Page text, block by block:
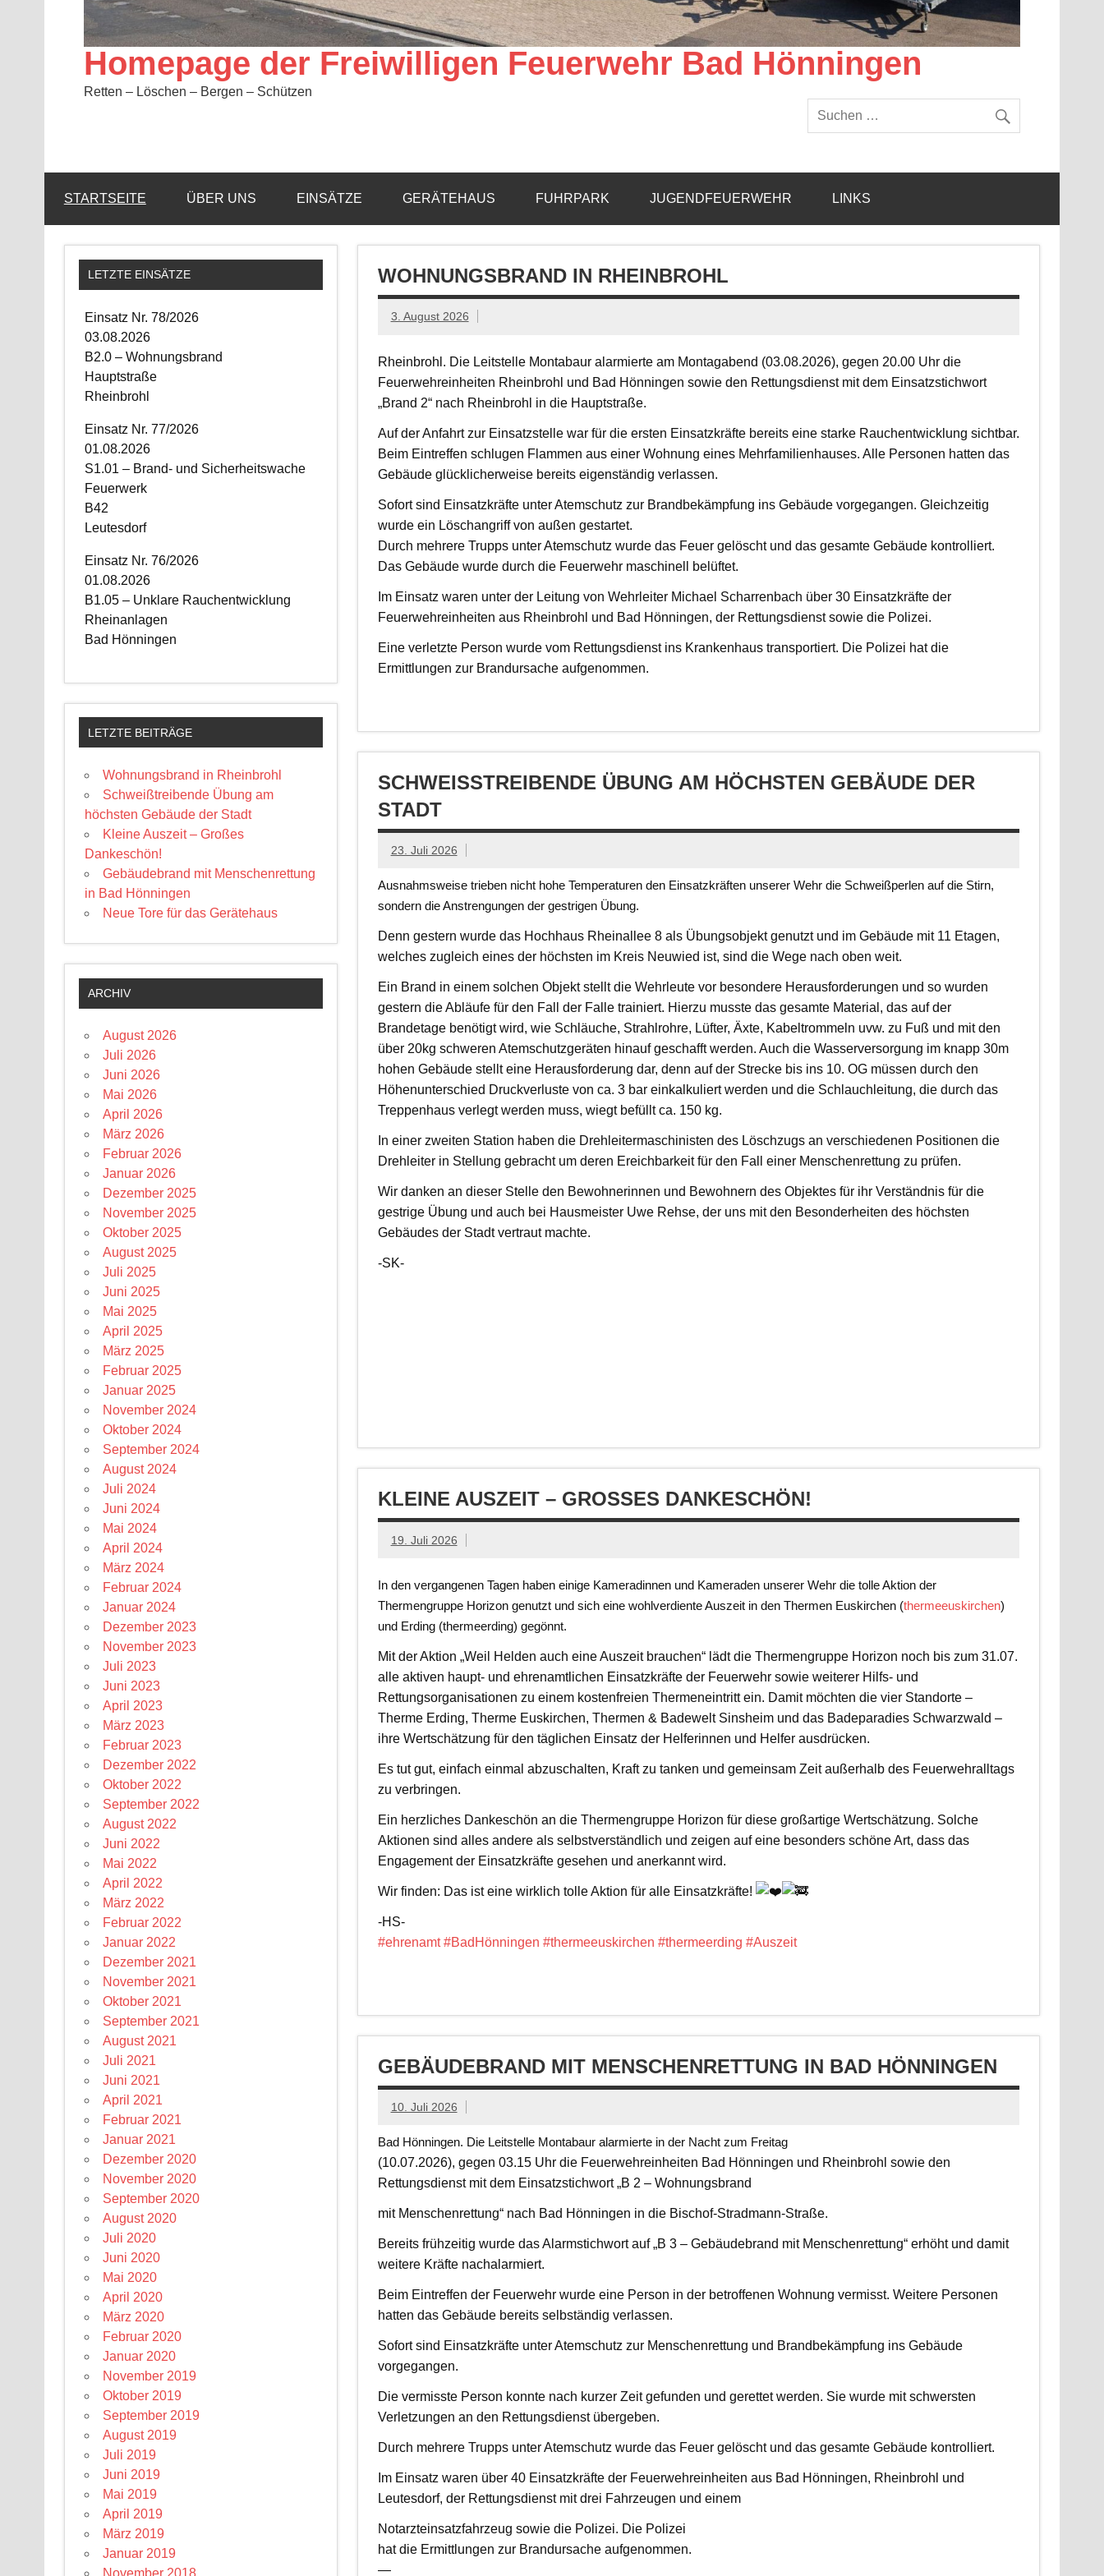
Homepage der Freiwilligen Feuerwehr Bad Hönningen
Retten – Löschen – Bergen – Schützen
STARTSEITE ÜBER UNS EINSÄTZE GERÄTEHAUS FUHRPARK JUGENDFEUERWEHR LINKS
WOHNUNGSBRAND IN RHEINBROHL
3. August 2026
Rheinbrohl. Die Leitstelle Montabaur alarmierte am Montagabend (03.08.2026), gegen 20.00 Uhr die
Feuerwehreinheiten Rheinbrohl und Bad Hönningen sowie den Rettungsdienst mit dem Einsatzstichwort
„Brand 2“ nach Rheinbrohl in die Hauptstraße.
Auf der Anfahrt zur Einsatzstelle war für die ersten Einsatzkräfte bereits eine starke Rauchentwicklung sichtbar.
Beim Eintreffen schlugen Flammen aus einer Wohnung eines Mehrfamilienhauses. Alle Personen hatten das
Gebäude glücklicherweise bereits eigenständig verlassen.
Sofort sind Einsatzkräfte unter Atemschutz zur Brandbekämpfung ins Gebäude vorgegangen. Gleichzeitig
wurde ein Löschangriff von außen gestartet.
Durch mehrere Trupps unter Atemschutz wurde das Feuer gelöscht und das gesamte Gebäude kontrolliert.
Das Gebäude wurde durch die Feuerwehr maschinell belüftet.
Im Einsatz waren unter der Leitung von Wehrleiter Michael Scharrenbach über 30 Einsatzkräfte der
Feuerwehreinheiten aus Rheinbrohl und Bad Hönningen, der Rettungsdienst sowie die Polizei.
Eine verletzte Person wurde vom Rettungsdienst ins Krankenhaus transportiert. Die Polizei hat die
Ermittlungen zur Brandursache aufgenommen.
SCHWEISSTREIBENDE ÜBUNG AM HÖCHSTEN GEBÄUDE DER S
TADT
23. Juli 2026
Ausnahmsweise trieben nicht hohe Temperaturen den Einsatzkräften unserer Wehr die Schweißperlen auf die Stirn,
sondern die Anstrengungen der gestrigen Übung.
Denn gestern wurde das Hochhaus Rheinallee 8 als Übungsobjekt genutzt und im Gebäude mit 11 Etagen,
welches zugleich eines der höchsten im Kreis Neuwied ist, sind die Wege nach oben weit.
Ein Brand in einem solchen Objekt stellt die Wehrleute vor besondere Herausforderungen und so wurden
gestern die Abläufe für den Fall der Falle trainiert. Hierzu musste das gesamte Material, das auf der
Brandetage benötigt wird, wie Schläuche, Strahlrohre, Lüfter, Äxte, Kabeltrommeln uvw. zu Fuß und mit den
über 20kg schweren Atemschutzgeräten hinauf geschafft werden. Auch die Wasserversorgung im knapp 30m
hohen Gebäude stellt eine Herausforderung dar, denn auf der Strecke bis ins 10. OG müssen durch den
Höhenunterschied Druckverluste von ca. 3 bar einkalkuliert werden und die Schlauchleitung, die durch das
Treppenhaus verlegt werden muss, wiegt befüllt ca. 150 kg.
In einer zweiten Station haben die Drehleitermaschinisten des Löschzugs an verschiedenen Positionen die
Drehleiter in Stellung gebracht um deren Ereichbarkeit für den Fall einer Menschenrettung zu prüfen.
Wir danken an dieser Stelle den Bewohnerinnen und Bewohnern des Objektes für ihr Verständnis für die
gestrige Übung und auch bei Hausmeister Uwe Rehse, der uns mit den Besonderheiten des höchsten
Gebäudes der Stadt vertraut machte.
-SK-
KLEINE AUSZEIT – GROSSES DANKESCHÖN!
19. Juli 2026
In den vergangenen Tagen haben einige Kameradinnen und Kameraden unserer Wehr die tolle Aktion der
Thermengruppe Horizon genutzt und sich eine wohlverdiente Auszeit in den Thermen Euskirchen (thermeeuskirchen)
und Erding (thermeerding) gegönnt.
Mit der Aktion „Weil Helden auch eine Auszeit brauchen“ lädt die Thermengruppe Horizon noch bis zum 31.07.
alle aktiven haupt- und ehrenamtlichen Einsatzkräfte der Feuerwehr sowie weiterer Hilfs- und
Rettungsorganisationen zu einem kostenfreien Thermeneintritt ein. Damit möchten die vier Standorte –
Therme Erding, Therme Euskirchen, Thermen & Badewelt Sinsheim und das Badeparadies Schwarzwald –
ihre Wertschätzung für den täglichen Einsatz der Helferinnen und Helfer ausdrücken.
Es tut gut, einfach einmal abzuschalten, Kraft zu tanken und gemeinsam Zeit außerhalb des Feuerwehralltags
zu verbringen.
Ein herzliches Dankeschön an die Thermengruppe Horizon für diese großartige Wertschätzung. Solche
Aktionen sind alles andere als selbstverständlich und zeigen auf eine besonders schöne Art, dass das
Engagement der Einsatzkräfte gesehen und anerkannt wird.
Wir finden: Das ist eine wirklich tolle Aktion für alle Einsatzkräfte!
-HS-
#ehrenamt #BadHönningen #thermeeuskirchen #thermeerding #Auszeit
GEBÄUDEBRAND MIT MENSCHENRETTUNG IN BAD HÖNNINGEN
10. Juli 2026
Bad Hönningen. Die Leitstelle Montabaur alarmierte in der Nacht zum Freitag
(10.07.2026), gegen 03.15 Uhr die Feuerwehreinheiten Bad Hönningen und Rheinbrohl sowie den
Rettungsdienst mit dem Einsatzstichwort „B 2 – Wohnungsbrand
mit Menschenrettung“ nach Bad Hönningen in die Bischof-Stradmann-Straße.
Bereits frühzeitig wurde das Alarmstichwort auf „B 3 – Gebäudebrand mit Menschenrettung“ erhöht und damit
weitere Kräfte nachalarmiert.
Beim Eintreffen der Feuerwehr wurde eine Person in der betroffenen Wohnung vermisst. Weitere Personen
hatten das Gebäude bereits selbständig verlassen.
Sofort sind Einsatzkräfte unter Atemschutz zur Menschenrettung und Brandbekämpfung ins Gebäude
vorgegangen.
Die vermisste Person konnte nach kurzer Zeit gefunden und gerettet werden. Sie wurde mit schwersten
Verletzungen an den Rettungsdienst übergeben.
Durch mehrere Trupps unter Atemschutz wurde das Feuer gelöscht und das gesamte Gebäude kontrolliert.
Im Einsatz waren über 40 Einsatzkräfte der Feuerwehreinheiten aus Bad Hönningen, Rheinbrohl und
Leutesdorf, der Rettungsdienst mit drei Fahrzeugen und einem
Notarzteinsatzfahrzeug sowie die Polizei. Die Polizei
hat die Ermittlungen zur Brandursache aufgenommen.
—
LETZTE EINSÄTZE
Einsatz Nr. 78/2026
03.08.2026
B2.0 – Wohnungsbrand
Hauptstraße
Rheinbrohl
Einsatz Nr. 77/2026
01.08.2026
S1.01 – Brand- und Sicherheitswache
Feuerwerk
B42
Leutesdorf
Einsatz Nr. 76/2026
01.08.2026
B1.05 – Unklare Rauchentwicklung
Rheinanlagen
Bad Hönningen
LETZTE BEITRÄGE
Wohnungsbrand in Rheinbrohl
Schweißtreibende Übung am
höchsten Gebäude der Stadt
Kleine Auszeit – Großes
Dankeschön!
Gebäudebrand mit Menschenrettung
in Bad Hönningen
Neue Tore für das Gerätehaus
ARCHIV
August 2026
Juli 2026
Juni 2026
Mai 2026
April 2026
März 2026
Februar 2026
Januar 2026
Dezember 2025
November 2025
Oktober 2025
August 2025
Juli 2025
Juni 2025
Mai 2025
April 2025
März 2025
Februar 2025
Januar 2025
November 2024
Oktober 2024
September 2024
August 2024
Juli 2024
Juni 2024
Mai 2024
April 2024
März 2024
Februar 2024
Januar 2024
Dezember 2023
November 2023
Juli 2023
Juni 2023
April 2023
März 2023
Februar 2023
Dezember 2022
Oktober 2022
September 2022
August 2022
Juni 2022
Mai 2022
April 2022
März 2022
Februar 2022
Januar 2022
Dezember 2021
November 2021
Oktober 2021
September 2021
August 2021
Juli 2021
Juni 2021
April 2021
Februar 2021
Januar 2021
Dezember 2020
November 2020
September 2020
August 2020
Juli 2020
Juni 2020
Mai 2020
April 2020
März 2020
Februar 2020
Januar 2020
November 2019
Oktober 2019
September 2019
August 2019
Juli 2019
Juni 2019
Mai 2019
April 2019
März 2019
Januar 2019